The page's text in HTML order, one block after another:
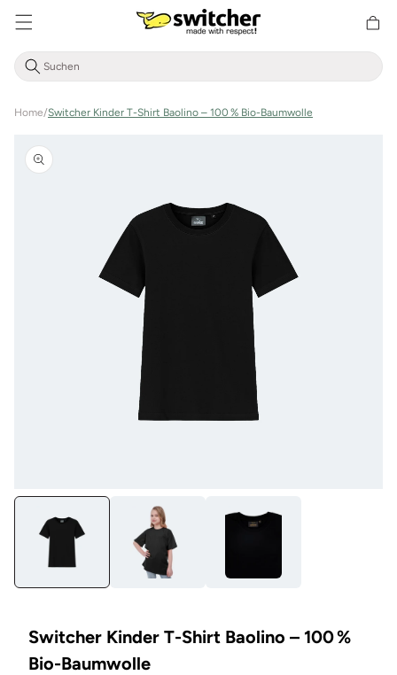
Home/Switcher Kinder T-Shirt Baolino – 100 % Bio-Baumwolle
Produktinformationen
springen
Medien
Modal
Switcher Kinder T-Shirt Baolino – 100 %
Bio-Baumwolle